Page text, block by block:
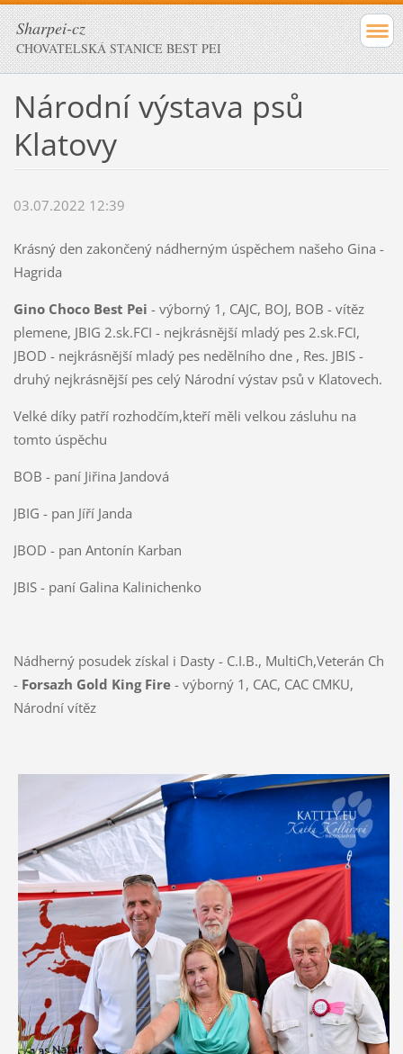
Sharpei-cz
CHOVATELSKÁ STANICE BEST PEI
Národní výstava psů
Klatovy
03.07.2022 12:39
Krásný den zakončený nádherným úspěchem našeho Gina -
Hagrida
Gino Choco Best Pei - výborný 1, CAJC, BOJ, BOB - vítěz
plemene, JBIG 2.sk.FCI - nejkrásnější mladý pes 2.sk.FCI,
JBOD - nejkrásnější mladý pes nedělního dne , Res. JBIS -
druhý nejkrásnější pes celý Národní výstav psů v Klatovech.
Velké díky patří rozhodčím,kteří měli velkou zásluhu na
tomto úspěchu
BOB - paní Jiřina Jandová
JBIG - pan Jíří Janda
JBOD - pan Antonín Karban
JBIS - paní Galina Kalinichenko
Nádherný posudek získal i Dasty - C.I.B., MultiCh,Veterán Ch
-Forsazh Gold King Fire- výborný 1, CAC, CAC CMKU,
Národní vítěz